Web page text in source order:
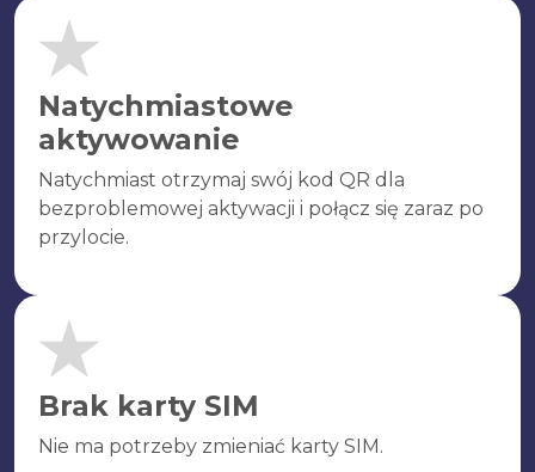
Natychmiastowe
aktywowanie
Natychmiast otrzymaj swój kod QR dla
bezproblemowej aktywacji i połącz się zaraz po
przylocie.
Brak karty SIM
Nie ma potrzeby zmieniać karty SIM.